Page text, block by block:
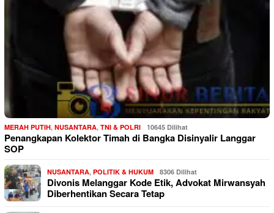
MERAH PUTIH, NUSANTARA, TNI & POLRI 10645 Dilihat
Penangkapan Kolektor Timah di Bangka Disinyalir Langgar
SOP
NUSANTARA, POLITIK & HUKUM 8306 Dilihat
Divonis Melanggar Kode Etik, Advokat Mirwansyah
Diberhentikan Secara Tetap